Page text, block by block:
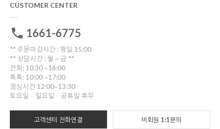
CUSTOMER CENTER
1661-6775
** 주문마감시간 : 평일 15:00
** 상담시간 : 월 ~ 금 **
전화: 10:30 ~16:00
톡톡: 10:00 ~17:00
점심시간 12:00~13:30
토요일ㆍ일요일ㆍ공휴일 휴무
고객센터 전화연결 비회원 1:1문의